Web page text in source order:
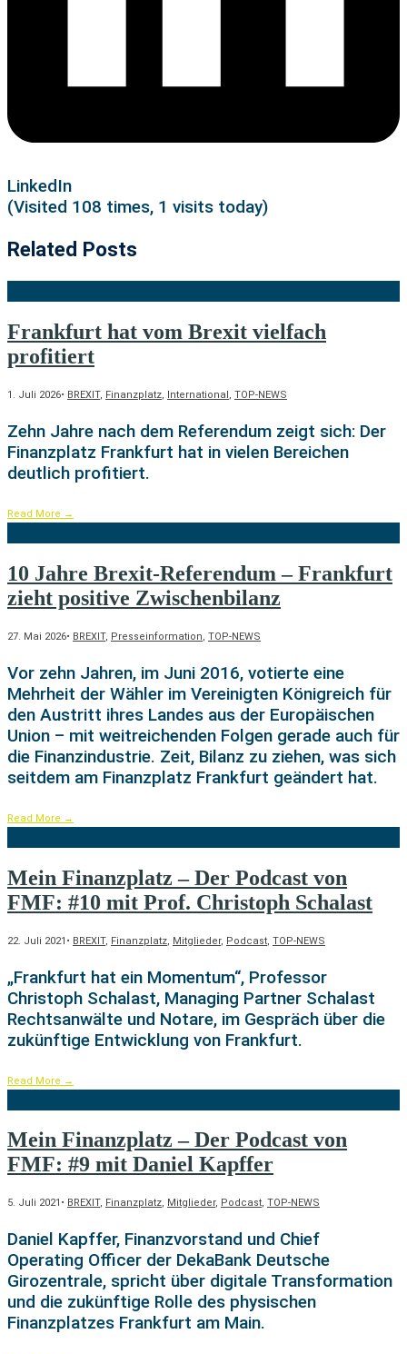
LinkedIn
(Visited 108 times, 1 visits today)
Related Posts
Frankfurt hat vom Brexit vielfach
profitiert
1. Juli 2026• BREXIT, Finanzplatz, International, TOP-NEWS
Zehn Jahre nach dem Referendum zeigt sich: Der
Finanzplatz Frankfurt hat in vielen Bereichen
deutlich profitiert.
Read More →
10 Jahre Brexit-Referendum – Frankfurt
zieht positive Zwischenbilanz
27. Mai 2026• BREXIT, Presseinformation, TOP-NEWS
Vor zehn Jahren, im Juni 2016, votierte eine
Mehrheit der Wähler im Vereinigten Königreich für
den Austritt ihres Landes aus der Europäischen
Union – mit weitreichenden Folgen gerade auch für
die Finanzindustrie. Zeit, Bilanz zu ziehen, was sich
seitdem am Finanzplatz Frankfurt geändert hat.
Read More →
Mein Finanzplatz – Der Podcast von
FMF: #10 mit Prof. Christoph Schalast
22. Juli 2021 • BREXIT, Finanzplatz Mitglieder, Podcast TOP-NEWS
„Frankfurt hat ein Momentum“, Professor
Christoph Schalast, Managing Partner Schalast
Rechtsanwälte und Notare, im Gespräch über die
zukünftige Entwicklung von Frankfurt.
Read More →
Mein Finanzplatz – Der Podcast von
FMF: #9 mit Daniel Kapffer
5. Juli 2021 • BREXIT, Finanzplatz, Mitglieder, Podcast, TOP-NEWS
Daniel Kapffer, Finanzvorstand und Chief
Operating Officer der DekaBank Deutsche
Girozentrale, spricht über digitale Transformation
und die zukünftige Rolle des physischen
Finanzplatzes Frankfurt am Main.